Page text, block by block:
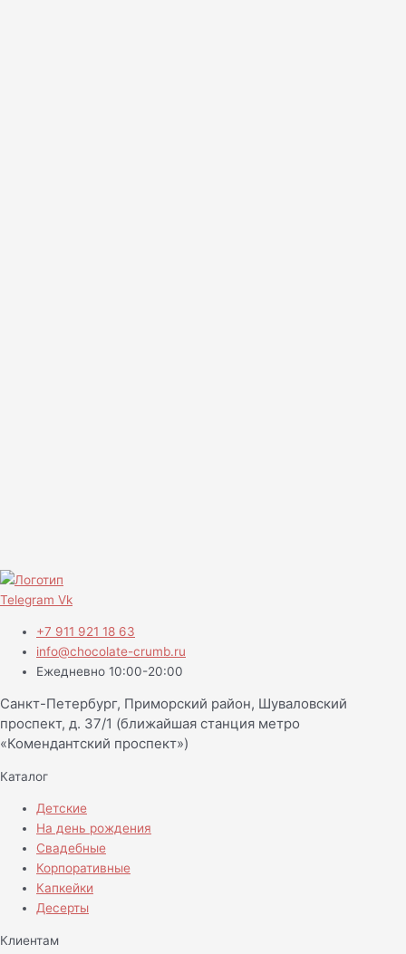
Telegram Vk
+7 911 921 18 63
info@chocolate-crumb.ru
Ежедневно 10:00-20:00
Санкт-Петербург, Приморский район, Шуваловский
проспект, д. 37/1 (ближайшая станция метро
«Комендантский проспект»)
Каталог
Детские
На день рождения
Свадебные
Корпоративные
Капкейки
Десерты
Клиентам